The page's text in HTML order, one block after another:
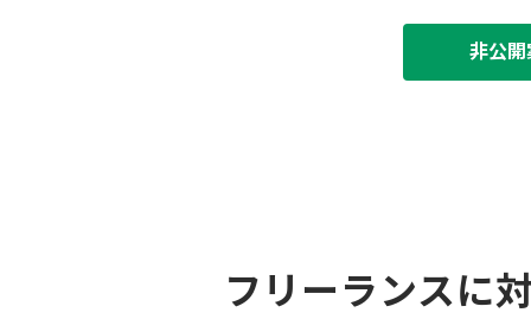
非公
フリーランスに